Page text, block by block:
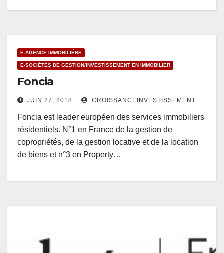
E-AGENCE IMMOBILIÉRE
E-SOCIÉTÉS DE GESTION/INVESTISSEMENT EN IMMOBILIER
Foncia
JUIN 27, 2018 CROISSANCEINVESTISSEMENT
Foncia est leader européen des services immobiliers
résidentiels. N°1 en France de la gestion de
copropriétés, de la gestion locative et de la location
de biens et n°3 en Property…